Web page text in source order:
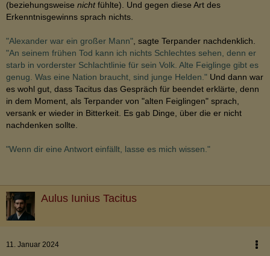
(beziehungsweise nichtfühlte). Und gegen diese Art des
Erkenntnisgewinns sprach nichts.
"Alexander war ein großer Mann" , sagte Terpander nachdenklich.
"An seinem frühen Tod kann ich nichts Schlechtes sehen, denn er
starb in vorderster Schlachtlinie für sein Volk. Alte Feiglinge gibt es
genug. Was eine Nation braucht, sind junge Helden." Und dann war
es wohl gut, dass Tacitus das Gespräch für beendet erklärte, denn
in dem Moment, als Terpander von "alten Feiglingen" sprach,
versank er wieder in Bitterkeit. Es gab Dinge, über die er nicht
nachdenken sollte.
"Wenn dir eine Antwort einfällt, lasse es mich wissen."
Aulus Iunius Tacitus
11. Januar 2024